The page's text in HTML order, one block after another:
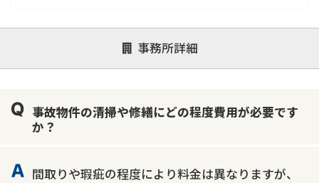
事務所詳細
対応が親身 オンライン面談可能
レスポンスが早い
1億円以上の買取可
事故物件の清掃や修繕にどの程度費用が必要です
か？
間取りや瑕疵の程度により料金は異なりますが、